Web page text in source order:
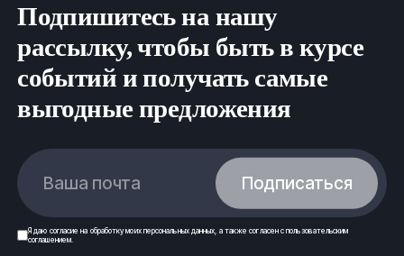
Подпишитесь на нашу
рассылку, чтобы быть в курсе
событий и получать самые
выгодные предложения
Ваша почта Подписаться
Я даю согласие на обработку моих персональных данных , а также согласен спользовательским
соглашением.